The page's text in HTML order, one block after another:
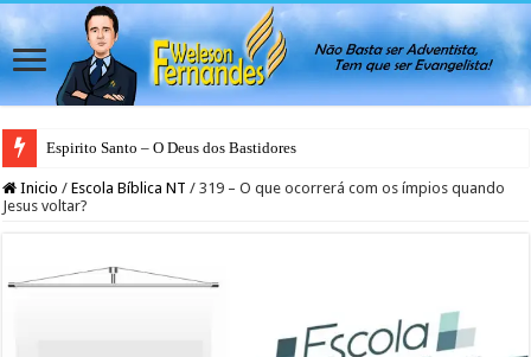
Espirito Santo – O Deus dos Bastidores
Inicio / Escola Bíblica NT / 319 – O que ocorrerá com os ímpios quando
Jesus voltar?